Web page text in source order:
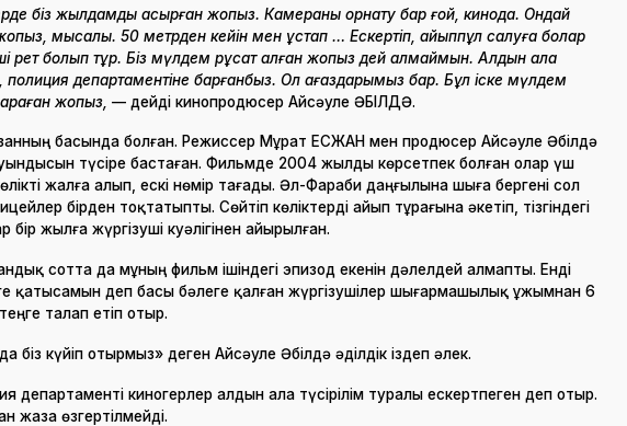
біз жылдамдық асырған жоқпыз. Камераны орнату бар ғой, кинода. Ондай
мысалы. 50 метрден кейін мен ұстап … Ескертіп, айыппұл салуға болар
рет болып тұр. Біз мүлдем рұқсат алған жоқпыз дей алмаймын. Алдын ала
полиция департаментіне барғанбыз. Ол қағаздарымыз бар. Бұл іске мүлдем
жоқпыз, — дейді кинопродюсер Айсәуле ӘБІЛДӘ.
басында болған. Режиссер Мұрат ЕСЖАН мен продюсер Айсәуле Әбілдә
түсіре бастаған. Фильмде 2004 жылды көрсетпек болған олар үш
жалға алып, ескі нөмір тағады. Әл-Фараби даңғылына шыға бергені сол
бірден тоқтатыпты. Сөйтіп көліктерді айып тұрағына әкетіп, тізгіндегі
бір жылға жүргізуші куәлігінен айырылған.
сотта да мұның фильм ішіндегі эпизод екенін дәлелдей алмапты. Енді
қатысамын деп басы бәлеге қалған жүргізушілер шығармашылық ұжымнан 6
талап етіп отыр.
біз күйіп отырмыз» деген Айсәуле Әбілдә әділдік іздеп әлек.
департаменті киногерлер алдын ала түсірілім туралы ескертпеген деп отыр.
жаза өзгертілмейді.